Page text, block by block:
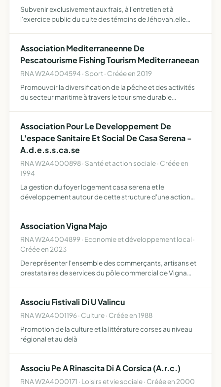
Subvenir exclusivement aux frais, à l'entretien et à
l'exercice public du culte des témoins de Jéhovah.elle
acquéri…
Association Mediterraneenne De
Pescatourisme Fishing Tourism Mediterraneean
RNA W2A4004594 · Sport · Créée en 2019
Promouvoir la diversification de la pêche et des activités
du secteur maritime à travers le tourisme durable
ter…
Association Pour Le Developpement De
L'espace Sanitaire Et Social De Casa Serena -
A.d.e.s.s.ca.se
RNA W2A4000898 · Santé et action sociale · Créée en
1994
La gestion du foyer logement casa serena et le
développement autour de cette structure d'une action
Association Vigna Majo
RNA W2A4004899 · Economie et développement local ·
Créée en 2023
De représenter l'ensemble des commerçants, artisans et
prestataires de services du pôle commercial de Vigna
administra…
Associu Fistivali Di U Valincu
RNA W2A4001196 · Culture · Créée en 1988
Promotion de la culture et la littérature corses au niveau
régional et au delà
Associu Pe A Rinascita Di A Corsica (A.r.c.)
RNA W2A4000171 · Loisirs et vie sociale · Créée en 2000